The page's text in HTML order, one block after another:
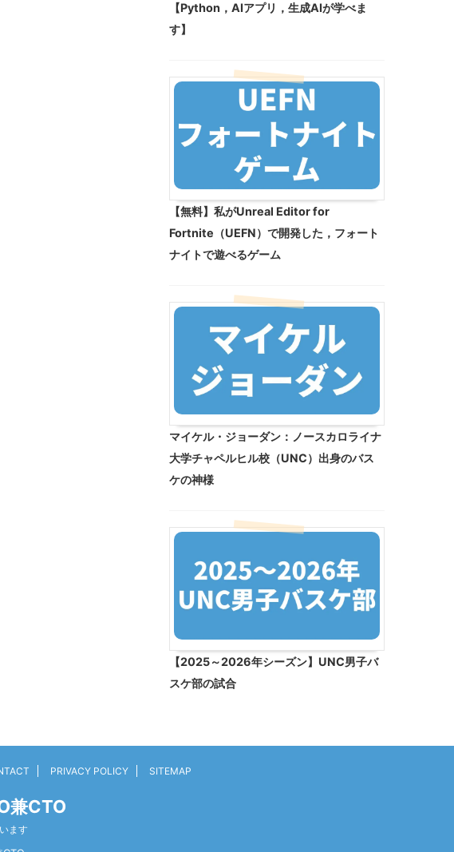
【Python，AIアプリ，生成AIが学べま
す】
【無料】私がUnreal Editor for
Fortnite（UEFN）で開発した，フォート
ナイトで遊べるゲーム
マイケル・ジョーダン：ノースカロライナ
大学チャペルヒル校（UNC）出身のバス
ケの神様
【2025～2026年シーズン】UNC男子バ
スケ部の試合
PRIVACY POLICY SITEMAP
兼CTO
ます